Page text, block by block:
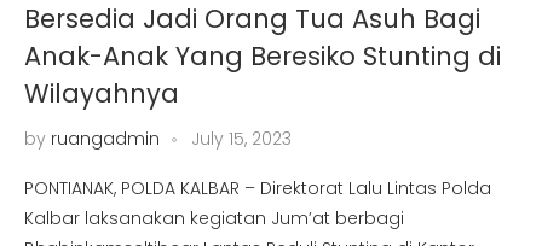
Bersedia Jadi Orang Tua Asuh Bagi
Anak-Anak Yang Beresiko Stunting di
Wilayahnya
by ruangadmin July 15, 2023
PONTIANAK, POLDA KALBAR – Direktorat Lalu Lintas Polda
Kalbar laksanakan kegiatan Jum’at berbagi